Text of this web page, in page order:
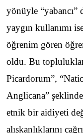
yönüyle
yaygın kullanımı
öğrenim gören
oldu. Bu
Picardorum”,
Anglicana”
etnik bir aidiyeti
alışkanlıklarını